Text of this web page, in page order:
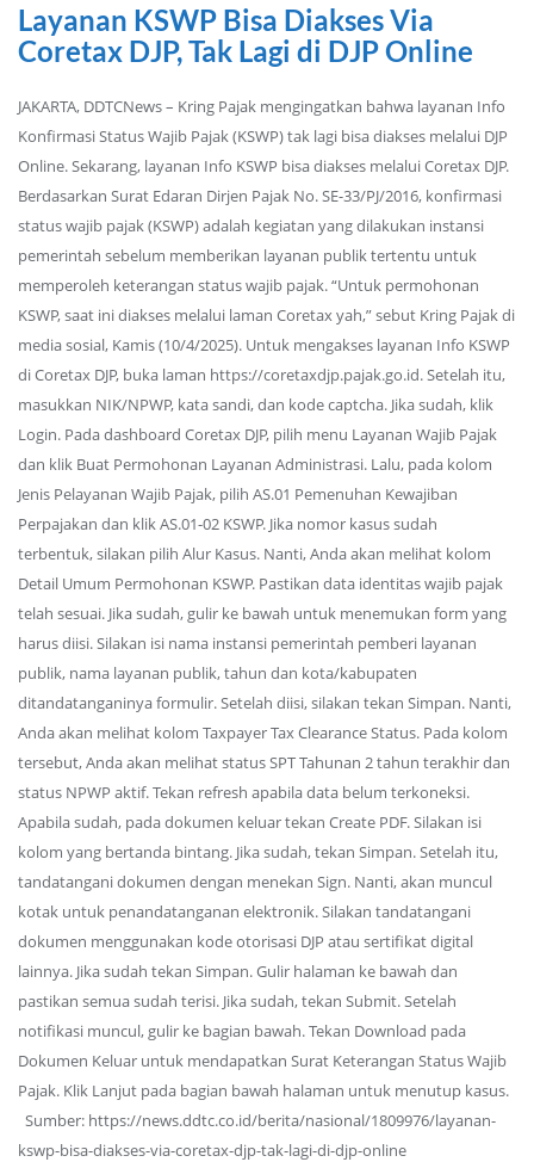
Layanan KSWP Bisa Diakses Via
Coretax DJP, Tak Lagi di DJP Online
JAKARTA, DDTCNews – Kring Pajak mengingatkan bahwa layanan Info
Konfirmasi Status Wajib Pajak (KSWP) tak lagi bisa diakses melalui DJP
Online. Sekarang, layanan Info KSWP bisa diakses melalui Coretax DJP.
Berdasarkan Surat Edaran Dirjen Pajak No. SE-33/PJ/2016, konfirmasi
status wajib pajak (KSWP) adalah kegiatan yang dilakukan instansi
pemerintah sebelum memberikan layanan publik tertentu untuk
memperoleh keterangan status wajib pajak. “Untuk permohonan
KSWP, saat ini diakses melalui laman Coretax yah,” sebut Kring Pajak di
media sosial, Kamis (10/4/2025). Untuk mengakses layanan Info KSWP
di Coretax DJP, buka laman https://coretaxdjp.pajak.go.id. Setelah itu,
masukkan NIK/NPWP, kata sandi, dan kode captcha. Jika sudah, klik
Login. Pada dashboard Coretax DJP, pilih menu Layanan Wajib Pajak
dan klik Buat Permohonan Layanan Administrasi. Lalu, pada kolom
Jenis Pelayanan Wajib Pajak, pilih AS.01 Pemenuhan Kewajiban
Perpajakan dan klik AS.01-02 KSWP. Jika nomor kasus sudah
terbentuk, silakan pilih Alur Kasus. Nanti, Anda akan melihat kolom
Detail Umum Permohonan KSWP. Pastikan data identitas wajib pajak
telah sesuai. Jika sudah, gulir ke bawah untuk menemukan form yang
harus diisi. Silakan isi nama instansi pemerintah pemberi layanan
publik, nama layanan publik, tahun dan kota/kabupaten
ditandatanganinya formulir. Setelah diisi, silakan tekan Simpan. Nanti,
Anda akan melihat kolom Taxpayer Tax Clearance Status. Pada kolom
tersebut, Anda akan melihat status SPT Tahunan 2 tahun terakhir dan
status NPWP aktif. Tekan refresh apabila data belum terkoneksi.
Apabila sudah, pada dokumen keluar tekan Create PDF. Silakan isi
kolom yang bertanda bintang. Jika sudah, tekan Simpan. Setelah itu,
tandatangani dokumen dengan menekan Sign. Nanti, akan muncul
kotak untuk penandatanganan elektronik. Silakan tandatangani
dokumen menggunakan kode otorisasi DJP atau sertifikat digital
lainnya. Jika sudah tekan Simpan. Gulir halaman ke bawah dan
pastikan semua sudah terisi. Jika sudah, tekan Submit. Setelah
notifikasi muncul, gulir ke bagian bawah. Tekan Download pada
Dokumen Keluar untuk mendapatkan Surat Keterangan Status Wajib
Pajak. Klik Lanjut pada bagian bawah halaman untuk menutup kasus.
Sumber: https://news.ddtc.co.id/berita/nasional/1809976/layanan-
kswp-bisa-diakses-via-coretax-djp-tak-lagi-di-djp-online